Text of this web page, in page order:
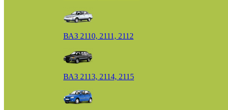
ВАЗ 2110, 2111, 2112
ВАЗ 2113, 2114, 2115